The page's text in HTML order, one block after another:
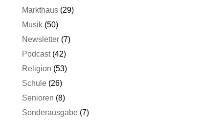
Markthaus(29)
Musik(50)
Newsletter(7)
Podcast(42)
Religion (53)
Schule(26)
Senioren (8)
Sonderausgabe(7)